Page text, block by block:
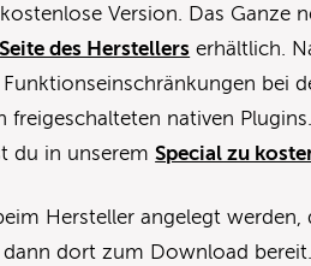
Version. Das Ganze
Seite des Herstellers erhältlich.
bei
freigeschalteten nativen
du in unseremSpecial zu
Hersteller angelegt
dort zum Download